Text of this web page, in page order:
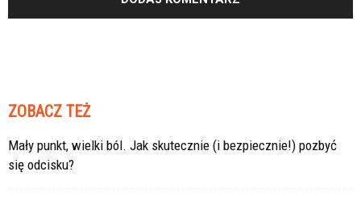
ZOBACZ TEŻ
Mały punkt, wielki ból. Jak skutecznie (i bezpiecznie!) pozbyć
się odcisku?